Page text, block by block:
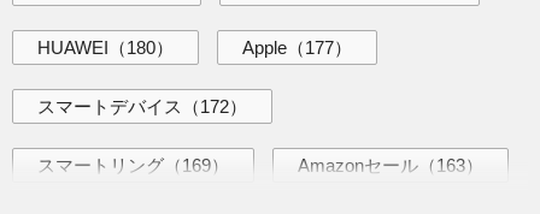
HUAWEI （180） Apple （177）
スマートデバイス （172）
スマートリング （169） Amazonセール （163）